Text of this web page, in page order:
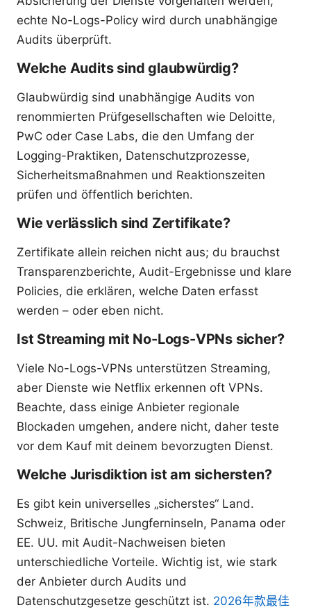
echte No-Logs-Policy wird durch unabhängige
Audits überprüft.
Welche Audits sind glaubwürdig?
Glaubwürdig sind unabhängige Audits von
renommierten Prüfgesellschaften wie Deloitte,
PwC oder Case Labs, die den Umfang der
Logging-Praktiken, Datenschutzprozesse,
Sicherheitsmaßnahmen und Reaktionszeiten
prüfen und öffentlich berichten.
Wie verlässlich sind Zertifikate?
Zertifikate allein reichen nicht aus; du brauchst
Transparenzberichte, Audit-Ergebnisse und klare
Policies, die erklären, welche Daten erfasst
werden – oder eben nicht.
Ist Streaming mit No-Logs-VPNs sicher?
Viele No-Logs-VPNs unterstützen Streaming,
aber Dienste wie Netflix erkennen oft VPNs.
Beachte, dass einige Anbieter regionale
Blockaden umgehen, andere nicht, daher teste
vor dem Kauf mit deinem bevorzugten Dienst.
Welche Jurisdiktion ist am sichersten?
Es gibt kein universelles „sicherstes“ Land.
Schweiz, Britische Jungferninseln, Panama oder
EE. UU. mit Audit-Nachweisen bieten
unterschiedliche Vorteile. Wichtig ist, wie stark
der Anbieter durch Audits und
Datenschutzgesetze geschützt ist. 2026年款最佳